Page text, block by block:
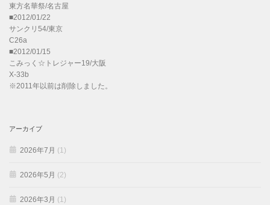
東方名華祭/名古屋
■2012/01/22
サンクリ54/東京
C26a
■2012/01/15
こみっく☆トレジャー19/大阪
X-33b
※2011年以前は削除しました。
アーカイブ
2026年7月 (1)
2026年5月 (2)
2026年3月 (1)